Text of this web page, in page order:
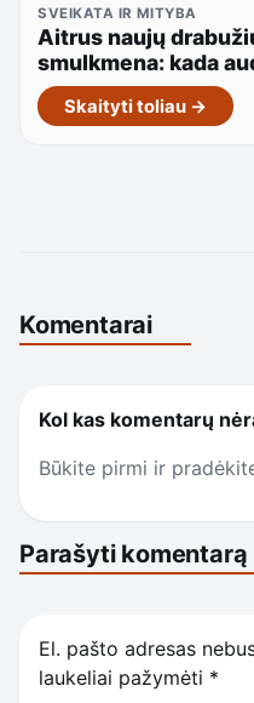
SVEIKATA IR MITYBA
Aitrus naujų
smulkmena: kada
Skaityti toliau →
Komentarai
Kol kas komentarų
Būkite pirmi ir
Parašyti komentarą
El. pašto adresas
laukeliai pažymėti *